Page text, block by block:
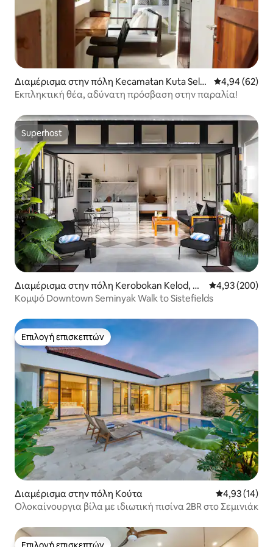
Διαμέρισμα στην πόλη Kecamatan Kuta Selat
an
Μέση
4,94 (62)
Εκπληκτική θέα, αδύνατη πρόσβαση στην παραλία!
Superhost
Superhost
Διαμέρισμα στην πόλη Kerobokan Kelod, Ke
c. Kuta Utara, Kabupaten Badung
Μέση
4,93 (200)
Κομψό Downtown Seminyak Walk to Sistefields
Επιλογή επισκεπτών
Επιλογή επισκεπτών
Διαμέρισμα στην πόλη Κούτα Μέση
4,93 (14)
Ολοκαίνουργια βίλα με ιδιωτική πισίνα 2BR στο Σεμινιάκ